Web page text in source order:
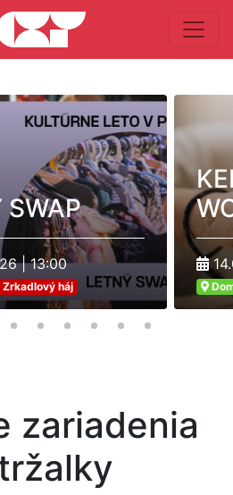
SWAP
| 13:00
háj
zariadenia